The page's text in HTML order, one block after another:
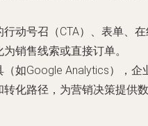
行动号召（CTA）、表单、
销售线索或直接订单。
（如Google Analytics），企
化路径，为营销决策提供数